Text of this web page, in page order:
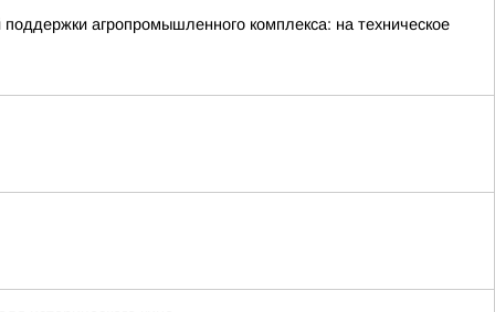
агропромышленного комплекса: на техническое